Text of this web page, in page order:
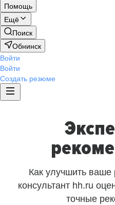
Помощь
Ещё
Поиск
Обнинск
Войти
Войти
Создать резюме
Как улучшить
консультант hh.ru
точные